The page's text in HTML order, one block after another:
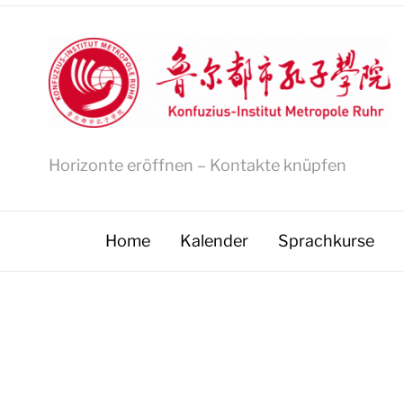
Horizonte eröffnen – Kontakte knüpfen
Home Kalender Sprachkurse